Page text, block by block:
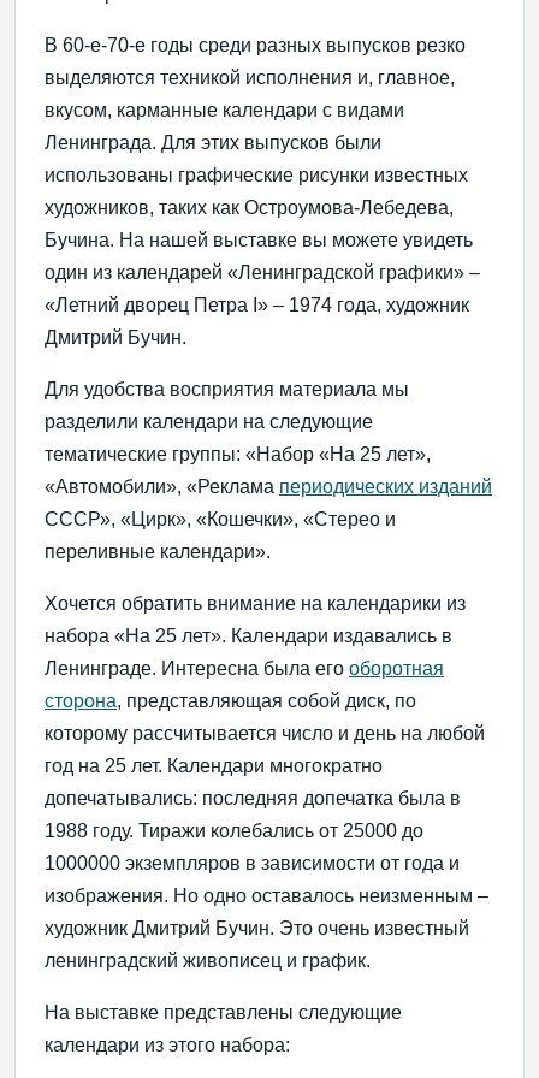
В 60-е-70-е годы среди разных выпусков резко
выделяются техникой исполнения и, главное,
вкусом, карманные календари с видами
Ленинграда. Для этих выпусков были
использованы графические рисунки известных
художников, таких как Остроумова-Лебедева,
Бучина. На нашей выставке вы можете увидеть
один из календарей «Ленинградской графики» –
«Летний дворец Петра I» – 1974 года, художник
Дмитрий Бучин.
Для удобства восприятия материала мы
разделили календари на следующие
тематические группы: «Набор «На 25 лет»,
«Автомобили», «Реклама периодических изданий
СССР», «Цирк», «Кошечки», «Стерео и
переливные календари».
Хочется обратить внимание на календарики из
набора «На 25 лет». Календари издавались в
Ленинграде. Интересна была его оборотная
сторона, представляющая собой диск, по
которому рассчитывается число и день на любой
год на 25 лет. Календари многократно
допечатывались: последняя допечатка была в
1988 году. Тиражи колебались от 25000 до
1000000 экземпляров в зависимости от года и
изображения. Но одно оставалось неизменным –
художник Дмитрий Бучин. Это очень известный
ленинградский живописец и график.
На выставке представлены следующие
календари из этого набора: